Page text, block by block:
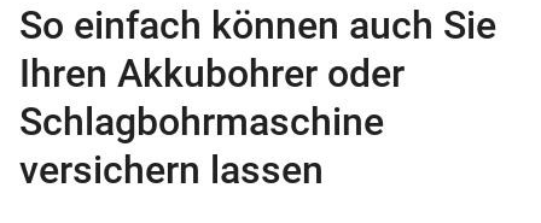
So einfach können auch Sie
Ihren Akkubohrer oder
Schlagbohrmaschine
versichern lassen